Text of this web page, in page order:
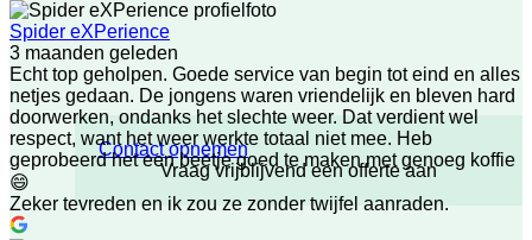
Contact opnemen
Vraag vrijblijvend een offerte aan
Spider eXPerience
3 maanden geleden
Echt top geholpen. Goede service van begin tot eind en alles
netjes gedaan. De jongens waren vriendelijk en bleven hard
doorwerken, ondanks het slechte weer. Dat verdient wel
respect, want het weer werkte totaal niet mee. Heb
geprobeerd het een beetje goed te maken met genoeg koffie
😄
Zeker tevreden en ik zou ze zonder twijfel aanraden.